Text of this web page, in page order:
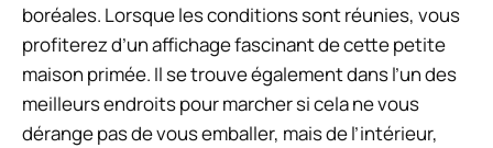
boréales. Lorsque les conditions sont réunies, vous
profiterez d’un affichage fascinant de cette petite
maison primée. Il se trouve également dans l’un des
meilleurs endroits pour marcher si cela ne vous
dérange pas de vous emballer, mais de l’intérieur,